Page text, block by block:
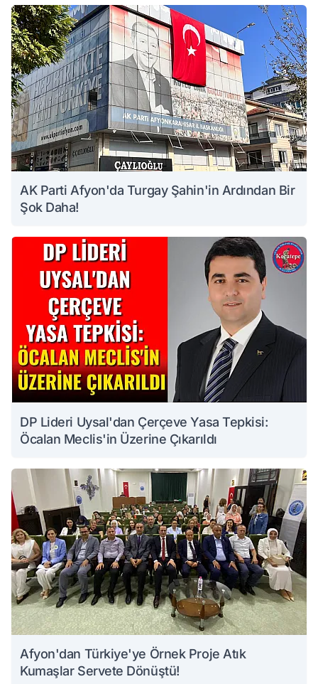
AK Parti Afyon'da Turgay Şahin'in Ardından Bir
Şok Daha!
DP Lideri Uysal'dan Çerçeve Yasa Tepkisi:
Öcalan Meclis'in Üzerine Çıkarıldı
Afyon'dan Türkiye'ye Örnek Proje Atık
Kumaşlar Servete Dönüştü!